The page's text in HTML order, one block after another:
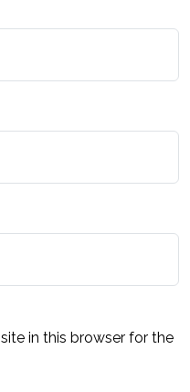
in this browser for the